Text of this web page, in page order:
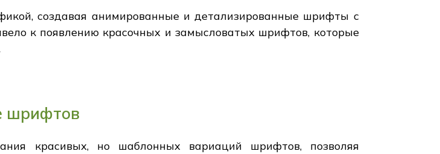
создавая анимированные и детализированные шрифты с
к появлению красочных и замысловатых шрифтов, которые
шрифтов
красивых, но шаблонных вариаций шрифтов, позволяя